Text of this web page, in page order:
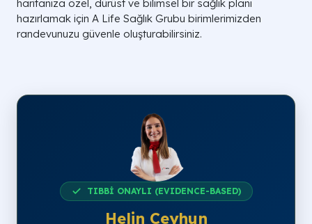
haritanıza özel, dürüst ve bilimsel bir sağlık planı
hazırlamak için A Life Sağlık Grubu birimlerimizden
randevunuzu güvenle oluşturabilirsiniz.
TIBBİ ONAYLI (EVIDENCE-BASED)
Helin Ceyhun